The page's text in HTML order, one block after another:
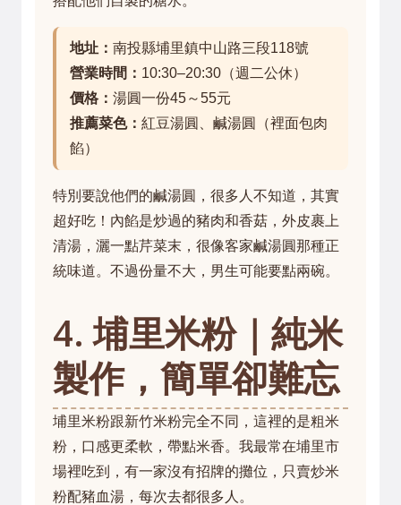
地址： 南投縣埔里鎮中山路三段118號
營業時間： 10:30–20:30（週二公休）
價格： 湯圓一份45～55元
推薦菜色： 紅豆湯圓、鹹湯圓（裡面包肉
餡）
特別要說他們的鹹湯圓，很多人不知道，其實
超好吃！內餡是炒過的豬肉和香菇，外皮裹上
清湯，灑一點芹菜末，很像客家鹹湯圓那種正
統味道。不過份量不大，男生可能要點兩碗。
4. 埔里米粉｜純米
製作，簡單卻難忘
埔里米粉跟新竹米粉完全不同，這裡的是粗米
粉，口感更柔軟，帶點米香。我最常在埔里市
場裡吃到，有一家沒有招牌的攤位，只賣炒米
粉配豬血湯，每次去都很多人。